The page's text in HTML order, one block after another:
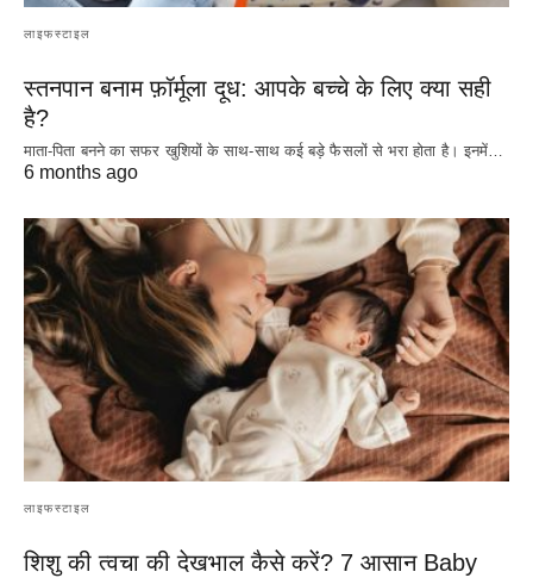
लाइफस्टाइल
स्तनपान बनाम फ़ॉर्मूला दूध: आपके बच्चे के लिए क्या सही
है?
माता-पिता बनने का सफर खुशियों के साथ-साथ कई बड़े फैसलों से भरा होता है। इनमें…
6 months ago
लाइफस्टाइल
शिशु की त्वचा की देखभाल कैसे करें? 7 आसान Baby